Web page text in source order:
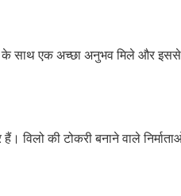
साथ एक अच्छा अनुभव मिले और इससे
विलो की टोकरी बनाने वाले